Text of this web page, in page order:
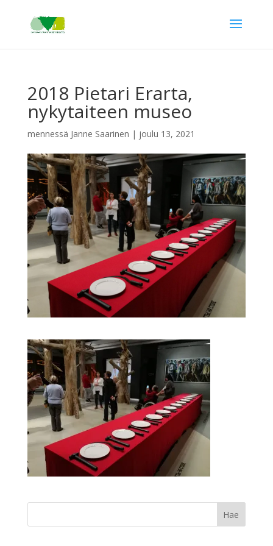
2018 Pietari Erarta,
nykytaiteen museo
mennessä Janne Saarinen | joulu 13, 2021